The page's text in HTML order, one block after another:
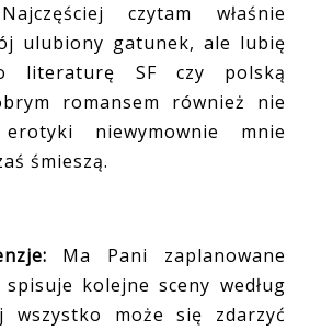
Najczęściej czytam właśnie
ulubiony gatunek, ale lubię
literaturę SF czy polską
romansem również nie
niewymownie mnie
śmieszą.
Ma Pani zaplanowane
kolejne sceny według
wszystko może się zdarzyć